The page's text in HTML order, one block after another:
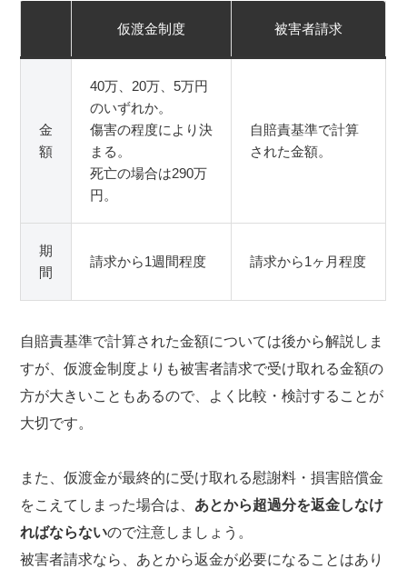
仮渡金制度 被害者請求
金
額
40万、20万、5万円
のいずれか。
傷害の程度により決
まる。
死亡の場合は290万
円。
自賠責基準で計算
された金額。
期
間
請求から1週間程度 請求から1ヶ月程度
自賠責基準で計算された金額については後から解説しま
すが、仮渡金制度よりも被害者請求で受け取れる金額の
方が大きいこともあるので、よく比較・検討することが
大切です。
また、仮渡金が最終的に受け取れる慰謝料・損害賠償金
をこえてしまった場合は、 あとから超過分を返金しなけ
ればならないので注意しましょう。
被害者請求なら、あとから返金が必要になることはあり